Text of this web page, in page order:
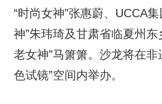
“时尚女神”张惠蔚、UCCA
神”朱玮琦及甘肃省临夏州
老女神”马箫箫。沙龙将在
色试镜”空间内举办。